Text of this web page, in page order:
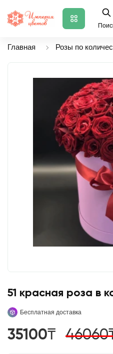
Главная Розы по
51 красная роза в
Бесплатная доставка
35100₸